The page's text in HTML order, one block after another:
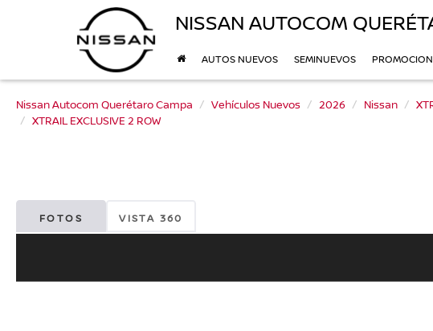
NISSAN AUTOCOM
AUTOS NUEVOS SEMINUEVOS
Nissan Autocom Querétaro Campa Vehículos Nuevos 2026 Nissan
XTRAIL EXCLUSIVE 2 ROW
FOTOS VISTA 360